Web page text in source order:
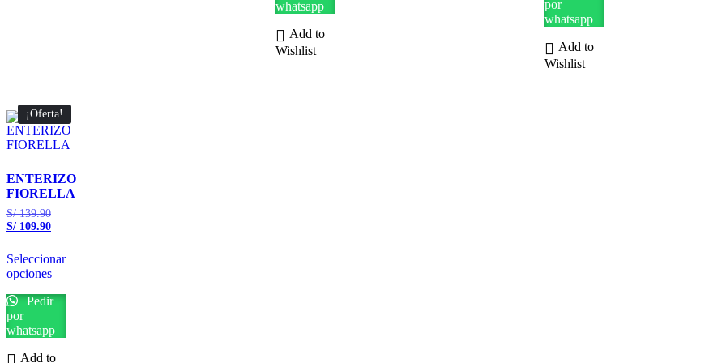
whatsapp
Add to
Wishlist
por
whatsapp
Add to
Wishlist
¡Oferta!
ENTERIZO
FIORELLA
S/139.90
S/ 109.90
Seleccionar
opciones
Pedir
por
whatsapp
Add to